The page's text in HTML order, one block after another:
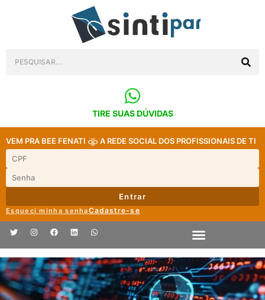
TIRE SUAS DÚVIDAS
VEM PRA BEE FENATI A REDE SOCIAL DOS PROFISSIONAIS DE TI
Entrar
Esqueci minha senhaCadastre-se